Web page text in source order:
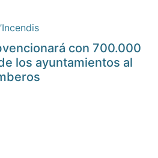
con 700.000
los ayuntamientos al